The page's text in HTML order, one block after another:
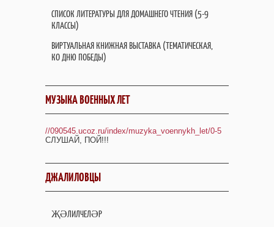
СПИСОК ЛИТЕРАТУРЫ ДЛЯ ДОМАШНЕГО ЧТЕНИЯ (5-9
КЛАССЫ)
ВИРТУАЛЬНАЯ КНИЖНАЯ ВЫСТАВКА (ТЕМАТИЧЕСКАЯ,
КО ДНЮ ПОБЕДЫ)
МУЗЫКА ВОЕННЫХ ЛЕТ
//090545.ucoz.ru/index/muzyka_voennykh_let/0-5
СЛУШАЙ, ПОЙ!!!
ДЖАЛИЛОВЦЫ
ҖӘЛИЛЧЕЛӘР